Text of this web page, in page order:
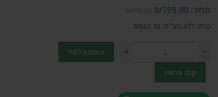
מחיר:
₪799.00
מחיר ללא מע"מ: ₪682.91
הוספה לסל
קנה עכשיו